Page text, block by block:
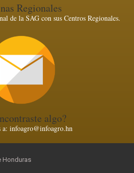
Regionales
de la SAG con sus Centros Regionales.
algo?
a: infoagro@infoagro.hn
Honduras